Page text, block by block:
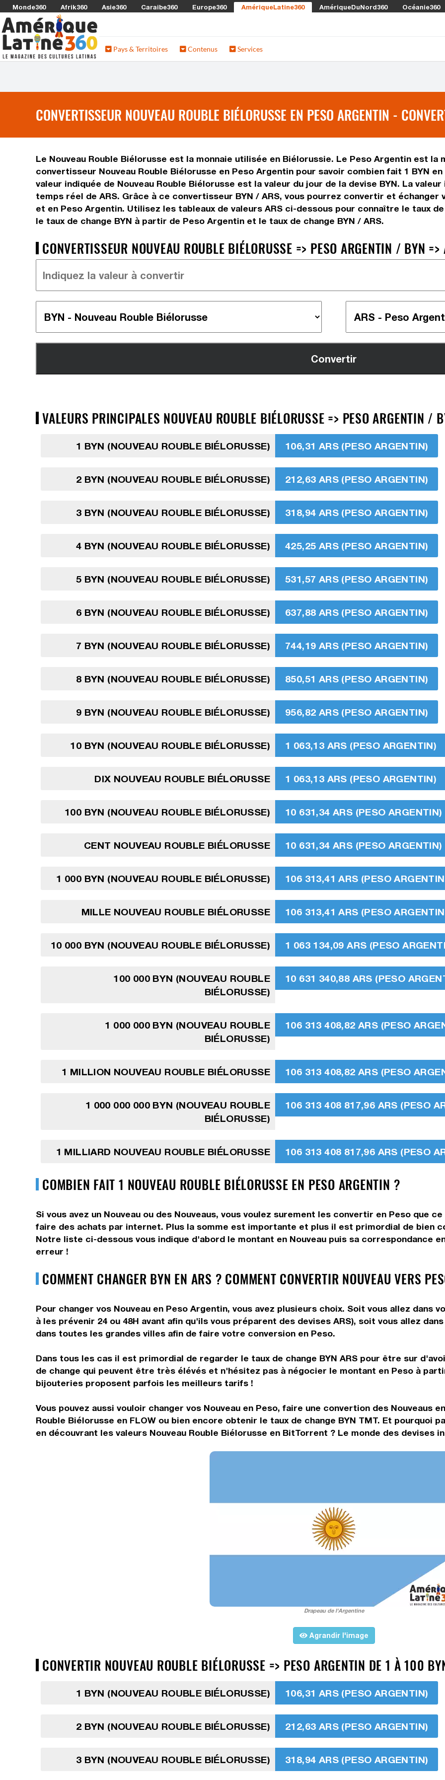
Monde360 Afrik360 Asie360 Caraibe360 Europe360 AmériqueLatine360 AmériqueDuNord360 Océanie360
Pays & Territoires Contenus Services
CONVERTISSEUR NOUVEAU ROUBLE BIÉLORUSSE EN PESO ARGENTIN -
Le Nouveau Rouble Biélorusse est la monnaie utilisée en Biélorussie. Le Peso Argentin est
convertisseur Nouveau Rouble Biélorusse en Peso Argentin pour savoir combien fait 1 BYN
valeur indiquée de Nouveau Rouble Biélorusse est la valeur du jour de la devise BYN. La
temps réel de ARS. Grâce à ce convertisseur BYN / ARS, vous pourrez convertir et échanger
et en Peso Argentin. Utilisez les tableaux de valeurs ARS ci-dessous pour connaître le taux
le taux de change BYN à partir de Peso Argentin et le taux de change BYN / ARS.
CONVERTISSEUR NOUVEAU ROUBLE BIÉLORUSSE => PESO ARGENTIN / BYN =>
VALEURS PRINCIPALES NOUVEAU ROUBLE BIÉLORUSSE => PESO ARGENTIN /
1 BYN (NOUVEAU ROUBLE BIÉLORUSSE) 106,31 ARS (PESO ARGENTIN)
2 BYN (NOUVEAU ROUBLE BIÉLORUSSE) 212,63 ARS (PESO ARGENTIN)
3 BYN (NOUVEAU ROUBLE BIÉLORUSSE) 318,94 ARS (PESO ARGENTIN)
4 BYN (NOUVEAU ROUBLE BIÉLORUSSE) 425,25 ARS (PESO ARGENTIN)
5 BYN (NOUVEAU ROUBLE BIÉLORUSSE) 531,57 ARS (PESO ARGENTIN)
6 BYN (NOUVEAU ROUBLE BIÉLORUSSE) 637,88 ARS (PESO ARGENTIN)
7 BYN (NOUVEAU ROUBLE BIÉLORUSSE) 744,19 ARS (PESO ARGENTIN)
8 BYN (NOUVEAU ROUBLE BIÉLORUSSE) 850,51 ARS (PESO ARGENTIN)
9 BYN (NOUVEAU ROUBLE BIÉLORUSSE) 956,82 ARS (PESO ARGENTIN)
10 BYN (NOUVEAU ROUBLE BIÉLORUSSE) 1 063,13 ARS (PESO ARGENTIN)
DIX NOUVEAU ROUBLE BIÉLORUSSE 1 063,13 ARS (PESO ARGENTIN)
100 BYN (NOUVEAU ROUBLE BIÉLORUSSE) 10 631,34 ARS (PESO ARGENTIN)
CENT NOUVEAU ROUBLE BIÉLORUSSE 10 631,34 ARS (PESO ARGENTIN)
1 000 BYN (NOUVEAU ROUBLE BIÉLORUSSE) 106 313,41 ARS (PESO
MILLE NOUVEAU ROUBLE BIÉLORUSSE 106 313,41 ARS (PESO
10 000 BYN (NOUVEAU ROUBLE BIÉLORUSSE) 1 063 134,09 ARS (PESO
100 000 BYN (NOUVEAU ROUBLE
BIÉLORUSSE)
10 631 340,88 ARS (PESO
1 000 000 BYN (NOUVEAU ROUBLE
BIÉLORUSSE)
106 313 408,82 ARS (PESO
1 MILLION NOUVEAU ROUBLE BIÉLORUSSE 106 313 408,82 ARS (PESO
1 000 000 000 BYN (NOUVEAU ROUBLE
BIÉLORUSSE)
106 313 408 817,96 ARS (PESO
1 MILLIARD NOUVEAU ROUBLE BIÉLORUSSE 106 313 408 817,96 ARS (PESO
COMBIEN FAIT 1 NOUVEAU ROUBLE BIÉLORUSSE EN PESO ARGENTIN ?
Si vous avez un Nouveau ou des Nouveaus, vous voulez surement les convertir en Peso que
faire des achats par internet. Plus la somme est importante et plus il est primordial de bien
Notre liste ci-dessous vous indique d'abord le montant en Nouveau puis sa correspondance
erreur !
COMMENT CHANGER BYN EN ARS ? COMMENT CONVERTIR NOUVEAU VERS
Pour changer vos Nouveau en Peso Argentin, vous avez plusieurs choix. Soit vous allez dans
à les prévenir 24 ou 48H avant afin qu'ils vous préparent des devises ARS), soit vous allez
dans toutes les grandes villes afin de faire votre conversion en Peso.
Dans tous les cas il est primordial de regarder le taux de change BYN ARS pour être sur
de change qui peuvent être très élévés et n'hésitez pas à négocier le montant en Peso à
bijouteries proposent parfois les meilleurs tarifs !
Vous pouvez aussi vouloir changer vos Nouveau en Peso, faire une convertion des Nouveaus
Rouble Biélorusse en FLOW ou bien encore obtenir le taux de change BYN TMT. Et pourquoi
en découvrant les valeurs Nouveau Rouble Biélorusse en BitTorrent ? Le monde des devises
Drapeau de l'Argentine
Agrandir l'image
CONVERTIR NOUVEAU ROUBLE BIÉLORUSSE => PESO ARGENTIN DE 1 À 100
1 BYN (NOUVEAU ROUBLE BIÉLORUSSE) 106,31 ARS (PESO ARGENTIN)
2 BYN (NOUVEAU ROUBLE BIÉLORUSSE) 212,63 ARS (PESO ARGENTIN)
3 BYN (NOUVEAU ROUBLE BIÉLORUSSE) 318,94 ARS (PESO ARGENTIN)